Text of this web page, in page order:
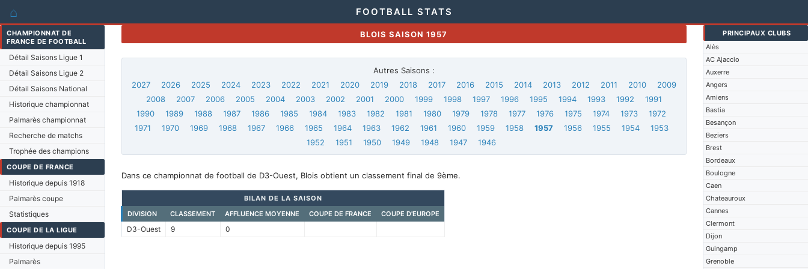
⌂ FOOTBALL STATS
CHAMPIONNAT DE
FRANCE DE FOOTBALL
Détail Saisons Ligue 1
Détail Saisons Ligue 2
Détail Saisons National
Historique championnat
Palmarès championnat
Recherche de matchs
Trophée des champions
COUPE DE FRANCE
Historique depuis 1918
Palmarès coupe
Statistiques
COUPE DE LA LIGUE
Historique depuis 1995
Palmarès
PRINCIPAUX CLUBS
Alès
AC Ajaccio
Auxerre
Angers
Amiens
Bastia
Besançon
Beziers
Brest
Bordeaux
Boulogne
Caen
Chateauroux
Cannes
Clermont
Dijon
Guingamp
Grenoble
BLOIS SAISON 1957
Autres Saisons :
2027
2026 2025 2024 2023 2022 2021 2020 2019 2018 2017 2016 2015 2014 2013 2012 2011 2010
2009
2008
2007 2006 2005 2004 2003 2002 2001 2000 1999 1998 1997 1996 1995 1994 1993 1992
1991
1990
1989 1988 1987 1986 1985 1984 1983 1982 1981 1980 1979 1978 1977 1976 1975 1974 1973
1972
1971
1970 1969 1968 1967 1966 1965 1964 1963 1962 1961 1960 1959 1958 1957 1956 1955 1954
1953
1952
1951 1950 1949 1948 1947 1946
Dans ce championnat de football de D3-Ouest, Blois obtient un classement final de 9ème.
BILAN DE LA SAISON
DIVISION
CLASSEMENT AFFLUENCE MOYENNE COUPE DE FRANCE COUPE D'EUROPE
D3-Ouest 9 0